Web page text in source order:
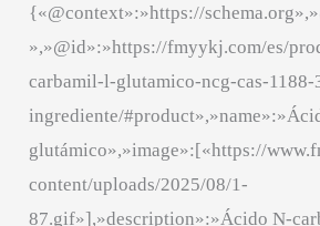
{«@context»:»https://
»,»@id»:»https://fmyykj.com/es/
carbamil-l-glutamico-ncg-cas-1188-
ingrediente/
glutámico»,»image»:[«https://
content/uploads/2025/08/1-
87.gif»],»description»:»Ácido N-